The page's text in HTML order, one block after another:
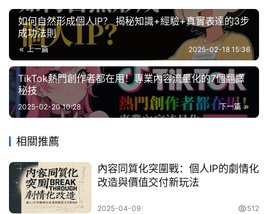
如何自然形成個人IP？ 揭秘知識+經驗+真實表達的3步
成功法則
上一篇 2025-02-18 15:36
TikTok熱門創作者都在用！專業內容流量化的7個翻譯
秘技
下一篇
2025-02-20 10:28
相關推薦
內容同質化突圍戰：個人IP的劇情化
改造與價值交付新玩法
2025-04-09 512